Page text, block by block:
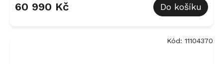
60 990 Kč Do košíku
Kód: 11104370